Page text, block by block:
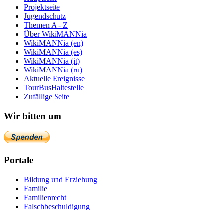
Projektseite
Jugendschutz
Themen A - Z
Über WikiMANNia
WikiMANNia (en)
WikiMANNia (es)
WikiMANNia (it)
WikiMANNia (ru)
Aktuelle Ereignisse
TourBusHaltestelle
Zufällige Seite
Wir bitten um
Portale
Bildung und Erziehung
Familie
Familienrecht
Falschbeschuldigung